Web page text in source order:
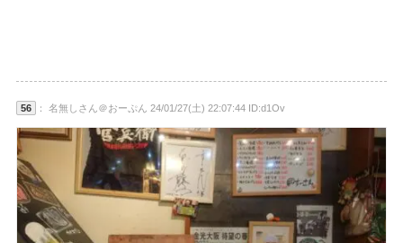
56 ： 名無しさん＠おーぷん 24/01/27(土) 22:07:44 ID:d1Ov